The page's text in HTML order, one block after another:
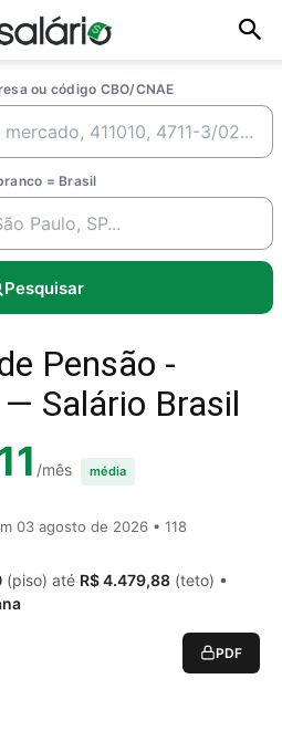
ou código CBO/CNAE
= Brasil
Pesquisar
Pensão -
Salário Brasil
/mês média
03 agosto de 2026 • 118
(piso) até R$ 4.479,88 (teto) •
PDF